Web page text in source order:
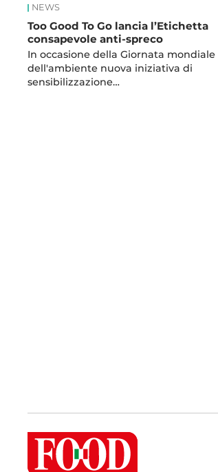
NEWS
Too Good To Go lancia l’Etichetta
consapevole anti-spreco
In occasione della Giornata mondiale
dell'ambiente nuova iniziativa di
sensibilizzazione…